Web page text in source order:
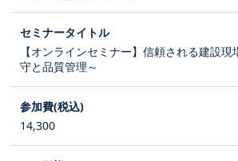
【オンラインセミナー】信頼される建設
守と品質管理～
14,300